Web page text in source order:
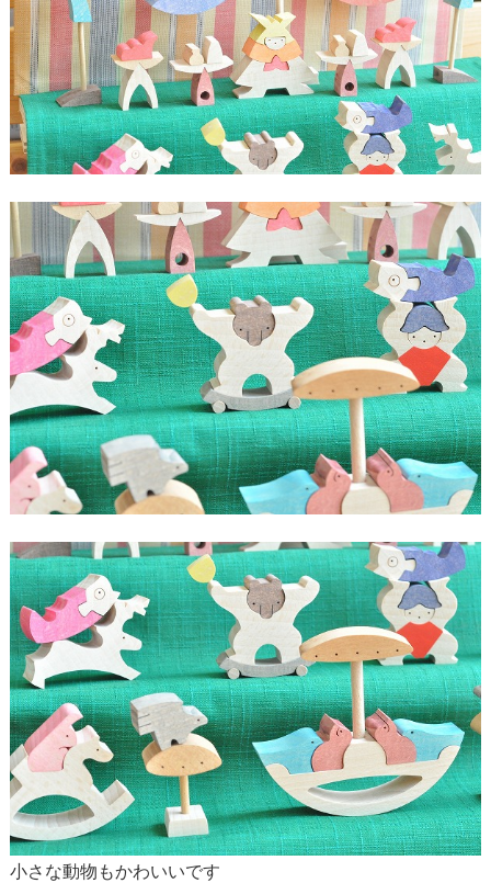
小さな動物もかわいいです